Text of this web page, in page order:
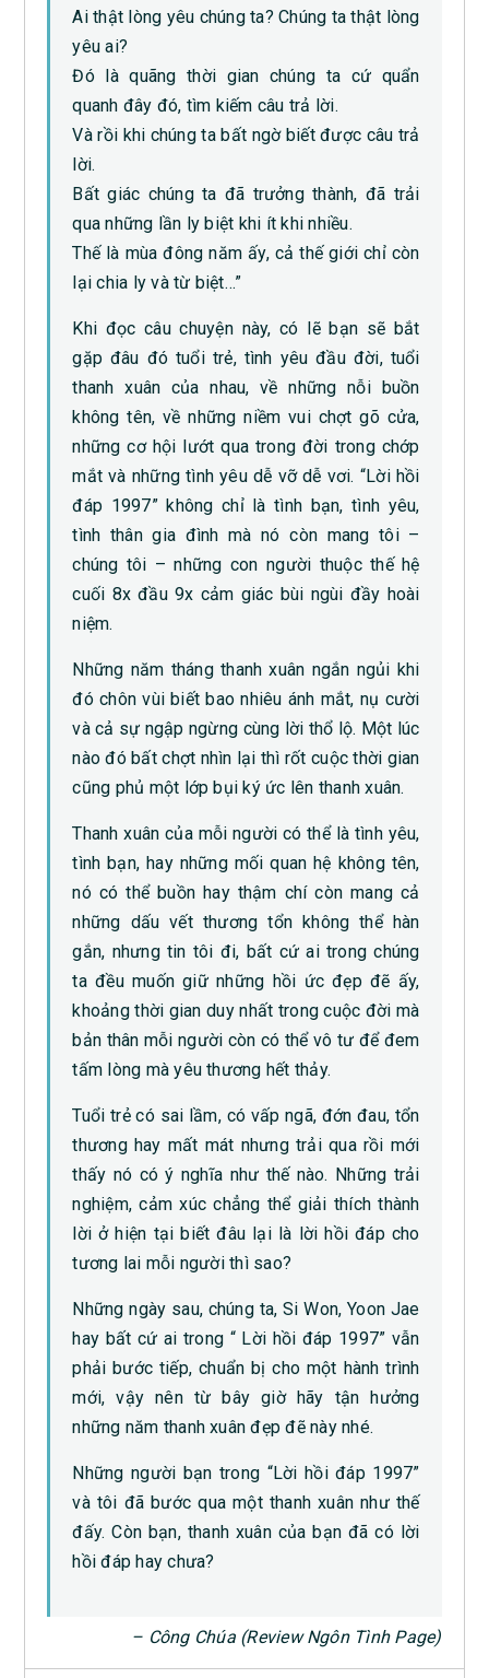
Ai thật lòng yêu chúng ta? Chúng ta thật lòng
yêu ai?
Đó là quãng thời gian chúng ta cứ quẩn
quanh đây đó, tìm kiếm câu trả lời.
Và rồi khi chúng ta bất ngờ biết được câu trả
lời.
Bất giác chúng ta đã trưởng thành, đã trải
qua những lần ly biệt khi ít khi nhiều.
Thế là mùa đông năm ấy, cả thế giới chỉ còn
lại chia ly và từ biệt…”
Khi đọc câu chuyện này, có lẽ bạn sẽ bắt
gặp đâu đó tuổi trẻ, tình yêu đầu đời, tuổi
thanh xuân của nhau, về những nỗi buồn
không tên, về những niềm vui chợt gõ cửa,
những cơ hội lướt qua trong đời trong chớp
mắt và những tình yêu dễ vỡ dễ vơi. “Lời hồi
đáp 1997” không chỉ là tình bạn, tình yêu,
tình thân gia đình mà nó còn mang tôi –
chúng tôi – những con người thuộc thế hệ
cuối 8x đầu 9x cảm giác bùi ngùi đầy hoài
niệm.
Những năm tháng thanh xuân ngắn ngủi khi
đó chôn vùi biết bao nhiêu ánh mắt, nụ cười
và cả sự ngập ngừng cùng lời thổ lộ. Một lúc
nào đó bất chợt nhìn lại thì rốt cuộc thời gian
cũng phủ một lớp bụi ký ức lên thanh xuân.
Thanh xuân của mỗi người có thể là tình yêu,
tình bạn, hay những mối quan hệ không tên,
nó có thể buồn hay thậm chí còn mang cả
những dấu vết thương tổn không thể hàn
gắn, nhưng tin tôi đi, bất cứ ai trong chúng
ta đều muốn giữ những hồi ức đẹp đẽ ấy,
khoảng thời gian duy nhất trong cuộc đời mà
bản thân mỗi người còn có thể vô tư để đem
tấm lòng mà yêu thương hết thảy.
Tuổi trẻ có sai lầm, có vấp ngã, đớn đau, tổn
thương hay mất mát nhưng trải qua rồi mới
thấy nó có ý nghĩa như thế nào. Những trải
nghiệm, cảm xúc chẳng thể giải thích thành
lời ở hiện tại biết đâu lại là lời hồi đáp cho
tương lai mỗi người thì sao?
Những ngày sau, chúng ta, Si Won, Yoon Jae
hay bất cứ ai trong “ Lời hồi đáp 1997” vẫn
phải bước tiếp, chuẩn bị cho một hành trình
mới, vậy nên từ bây giờ hãy tận hưởng
những năm thanh xuân đẹp đẽ này nhé.
Những người bạn trong “Lời hồi đáp 1997”
và tôi đã bước qua một thanh xuân như thế
đấy. Còn bạn, thanh xuân của bạn đã có lời
hồi đáp hay chưa?
– Công Chúa (Review Ngôn Tình Page)